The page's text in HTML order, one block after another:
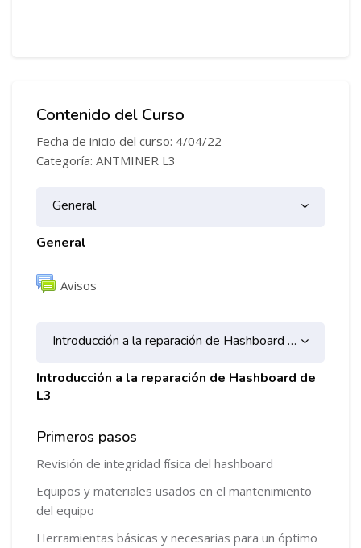
Contenido del Curso
Fecha de inicio del curso: 4/04/22
Categoría: ANTMINER L3
Diagrama de temas
General
General
Avisos
Foro
Introducción a la reparación de Hashboard de L3
Introducción a la reparación de Hashboard de
L3
Primeros pasos
Revisión de integridad física del hashboard
Equipos y materiales usados en el mantenimiento
del equipo
Herramientas básicas y necesarias para un óptimo